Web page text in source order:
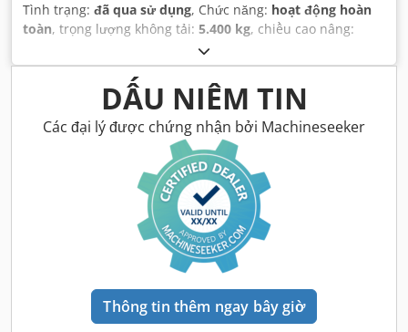
Tình trạng: đã qua sử dụng, Chức năng: hoạt động hoàn
toàn, trọng lượng không tải: 5.400 kg, chiều cao nâng:
2014
tổng chiều dài:5.550 mm, chiều cao xây dựng:2.500 mm,
loại truyền động:Diesel Motor, chiều rộng xây dựng:
DẤU NIÊM TIN
Các đại lý được chứng nhận bởi Machineseeker
Thông tin thêm ngay bây giờ